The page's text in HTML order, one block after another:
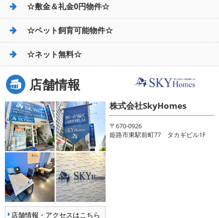
☆敷金＆礼金0円物件☆
☆ペット飼育可能物件☆
☆ネット無料☆
店舗情報
店舗情報・アクセスはこちら
株式会社SkyHomes
〒670-0926
姫路市東駅前町77 タカギビル1F